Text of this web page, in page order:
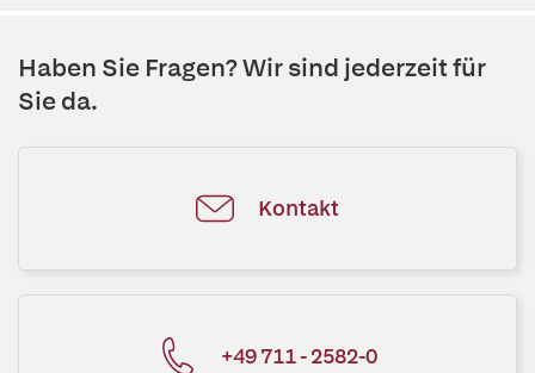
Haben Sie Fragen? Wir sind jederzeit für
Sie da.
Kontakt
+49 711 - 2582-0